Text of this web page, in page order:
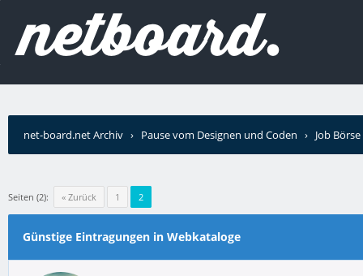
net-board.net Archiv › Pause vom Designen und Coden › Job Börse
Seiten (2): « Zurück 1 2
Günstige Eintragungen in Webkataloge